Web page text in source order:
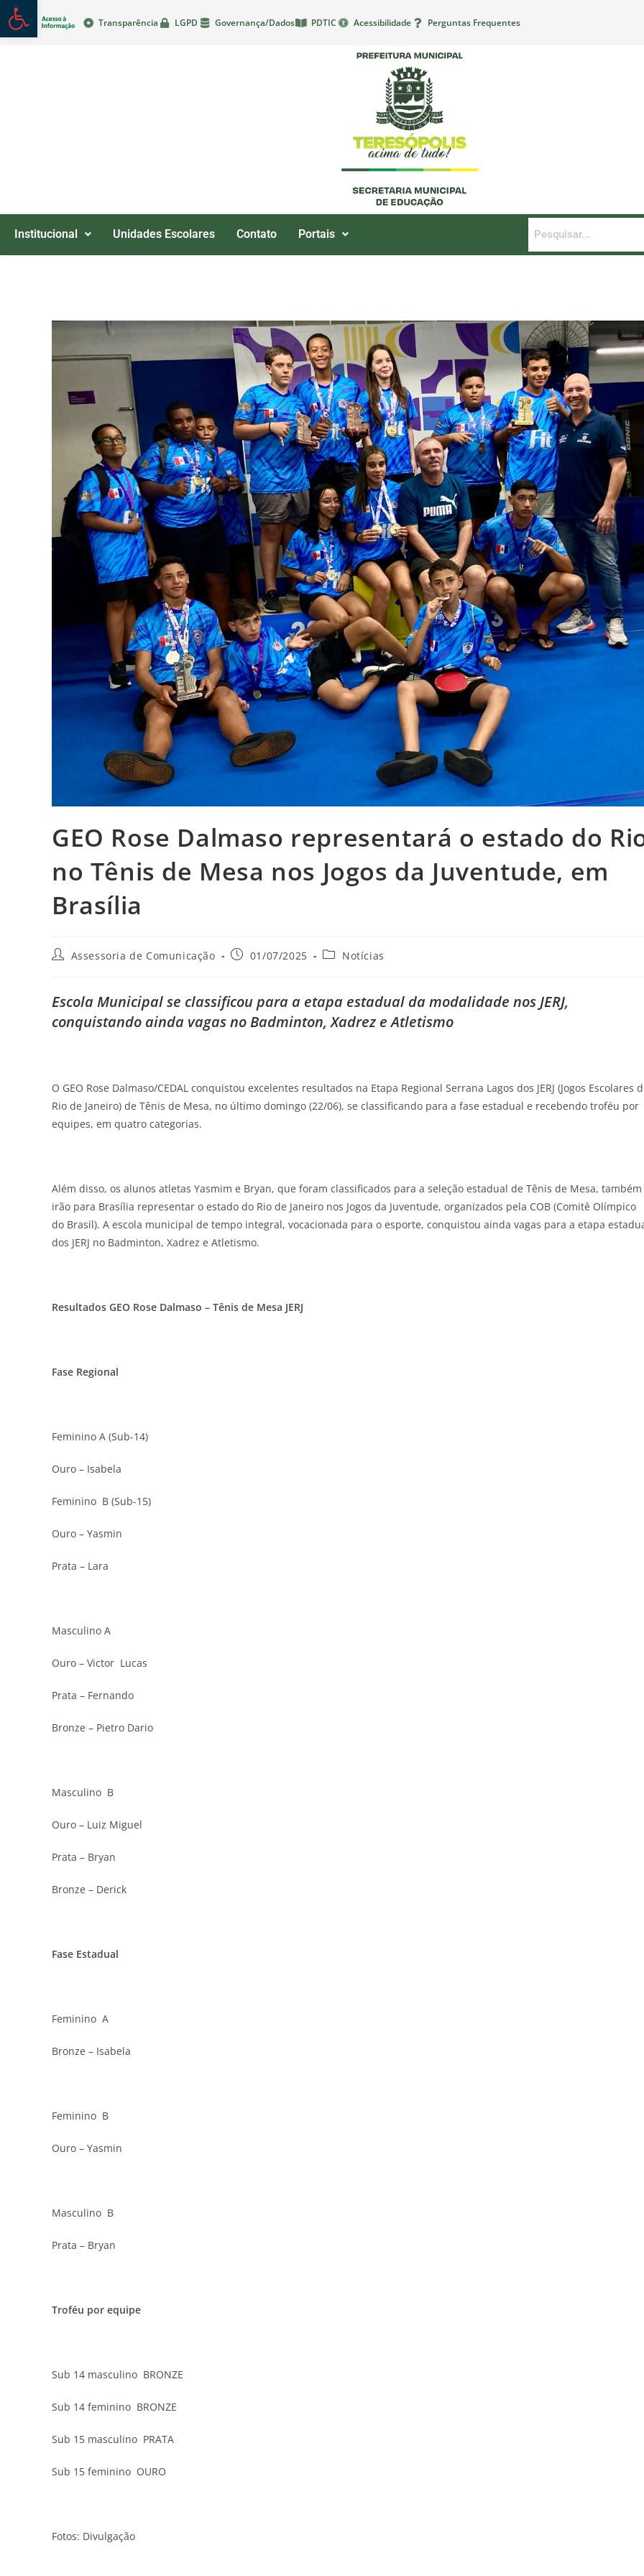
Transparência LGPD Governança/Dados PDTIC Acessibilidade Perguntas Frequentes
Institucional Unidades Escolares Contato Portais
GEO Rose Dalmaso representará o estado do
no Tênis de Mesa nos Jogos da Juventude, em
Brasília
Assessoria de Comunicação 01/07/2025 Notícias
Escola Municipal se classificou para a etapa estadual da modalidade nos JERJ,
conquistando ainda vagas no Badminton, Xadrez e Atletismo
O GEO Rose Dalmaso/CEDAL conquistou excelentes resultados na Etapa Regional Serrana Lagos dos JERJ (Jogos Escolares
Rio de Janeiro) de Tênis de Mesa, no último domingo (22/06), se classificando para a fase estadual e recebendo troféu por
equipes, em quatro categorias.
Além disso, os alunos atletas Yasmim e Bryan, que foram classificados para a seleção estadual de Tênis de Mesa, também
irão para Brasília representar o estado do Rio de Janeiro nos Jogos da Juventude, organizados pela COB (Comitê Olímpico
do Brasil). A escola municipal de tempo integral, vocacionada para o esporte, conquistou ainda vagas para a etapa
dos JERJ no Badminton, Xadrez e Atletismo.
Resultados GEO Rose Dalmaso – Tênis de Mesa JERJ
Fase Regional
Feminino A (Sub-14)
Ouro – Isabela
Feminino B (Sub-15)
Ouro – Yasmin
Prata – Lara
Masculino A
Ouro – Victor Lucas
Prata – Fernando
Bronze – Pietro Dario
Masculino B
Ouro – Luiz Miguel
Prata – Bryan
Bronze – Derick
Fase Estadual
Feminino A
Bronze – Isabela
Feminino B
Ouro – Yasmin
Masculino B
Prata – Bryan
Troféu por equipe
Sub 14 masculino BRONZE
Sub 14 feminino BRONZE
Sub 15 masculino PRATA
Sub 15 feminino OURO
Fotos: Divulgação